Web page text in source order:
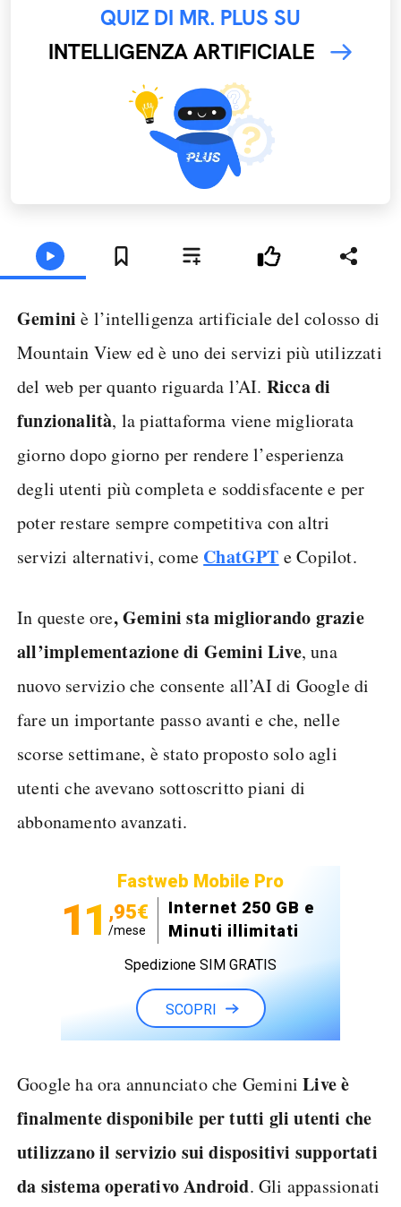
QUIZ DI MR. PLUS SU
INTELLIGENZA ARTIFICIALE
Gemini è l’intelligenza artificiale del colosso di
Mountain View ed è uno dei servizi più utilizzati
del web per quanto riguarda l’AI. Ricca di
funzionalità, la piattaforma viene migliorata
giorno dopo giorno per rendere l’esperienza
degli utenti più completa e soddisfacente e per
poter restare sempre competitiva con altri
servizi alternativi, come ChatGPT e Copilot.
In queste ore, Gemini sta migliorando grazie
all’implementazione di Gemini Live, una
nuovo servizio che consente all’AI di Google di
fare un importante passo avanti e che, nelle
scorse settimane, è stato proposto solo agli
utenti che avevano sottoscritto piani di
abbonamento avanzati.
Fastweb Mobile Pro
11 ,95€
/mese
Internet 250 GB e
Minuti illimitati
Spedizione SIM GRATIS
SCOPRI
Google ha ora annunciato che GeminiLive è
finalmente disponibile per tutti gli utenti che
utilizzano il servizio sui dispositivi supportati
da sistema operativo Android. Gli appassionati